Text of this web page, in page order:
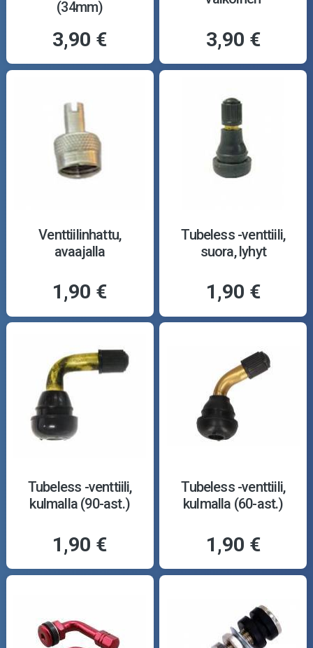
(34mm)
3,90 € 3,90 €
Venttiilinhattu,
avaajalla
1,90 €
Tubeless -venttiili,
suora, lyhyt
1,90 €
Tubeless -venttiili,
kulmalla (90-ast.)
1,90 €
Tubeless -venttiili,
kulmalla (60-ast.)
1,90 €